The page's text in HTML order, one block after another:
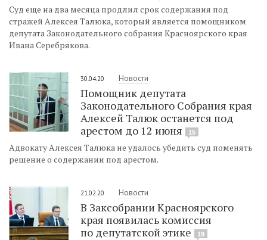
Суд еще на два месяца продлил срок содержания под
стражей Алексея Талюка, который является помощником
депутата Законодательного собрания Красноярского края
Ивана Серебрякова.
30.04.20 Новости
Помощник депутата
Законодательного Собрания края
Алексей Талюк останется под
арестом до 12 июня
15
Адвокату Алексея Талюка не удалось убедить суд поменять
решение о содержании под арестом.
21.02.20 Новости
В Заксобрании Красноярского
края появилась комиссия
по депутатской этике
19